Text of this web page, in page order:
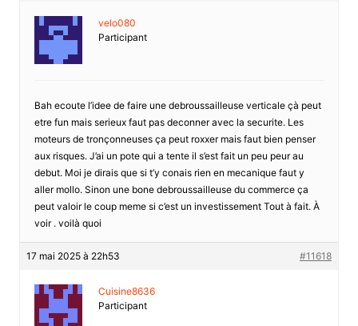
velo080
Participant
Bah ecoute l’idee de faire une debroussailleuse verticale çà peut
etre fun mais serieux faut pas deconner avec la securite. Les
moteurs de tronçonneuses ça peut roxxer mais faut bien penser
aux risques. J’ai un pote qui a tente il s’est fait un peu peur au
debut. Moi je dirais que si t’y conais rien en mecanique faut y
aller mollo. Sinon une bone debroussailleuse du commerce ça
peut valoir le coup meme si c’est un investissement Tout à fait. À
voir . voilà quoi
17 mai 2025 à 22h53 #11618
Cuisine8636
Participant